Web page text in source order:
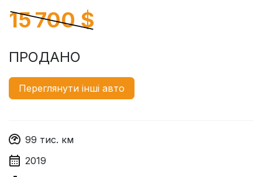
15 700$
ПРОДАНО
Переглянути інші авто
99 тис. км
2019